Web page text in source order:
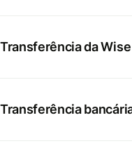
Transferência da Wise
Transferência